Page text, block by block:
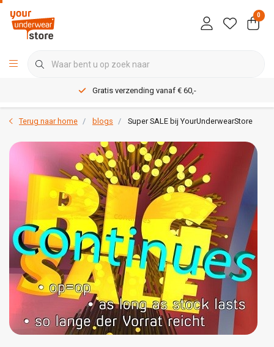
0
Gratis verzending vanaf € 60,-
Terug naar home blogs Super SALE bij YourUnderwearStore